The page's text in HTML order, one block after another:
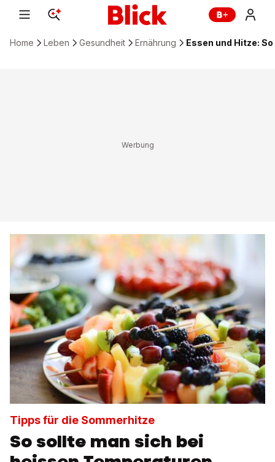
Home Leben Gesundheit Ernährung Essen und Hitze:
Tipps für die Sommerhitze
So sollte man sich bei